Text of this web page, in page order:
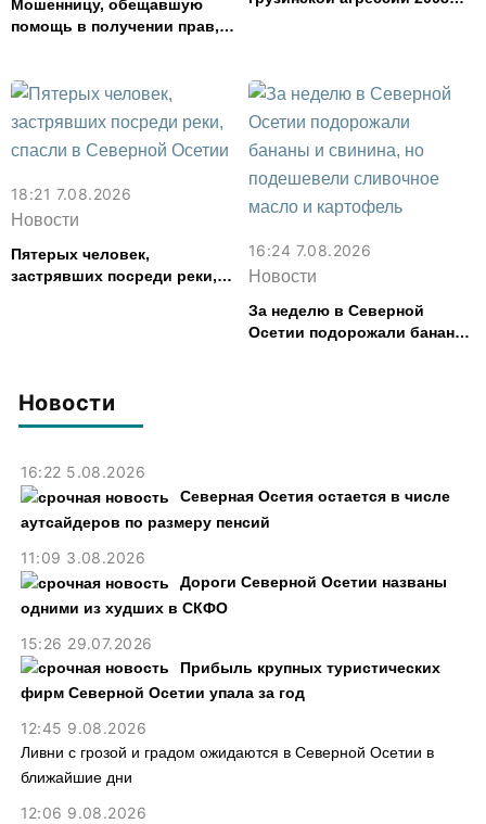
Новости
16:22 5.08.2026
Северная Осетия остается в числе
аутсайдеров по размеру пенсий
11:09 3.08.2026
Дороги Северной Осетии названы
одними из худших в СКФО
15:26 29.07.2026
Прибыль крупных туристических
фирм Северной Осетии упала за год
12:45 9.08.2026
Ливни с грозой и градом ожидаются в Северной Осетии в
ближайшие дни
12:06 9.08.2026
Мошенницу, обещавшую
помощь в получении прав,
18:21 7.08.2026
Новости
Пятерых человек,
застрявших посреди реки,
16:24 7.08.2026
Новости
За неделю в Северной
Осетии подорожали бананы